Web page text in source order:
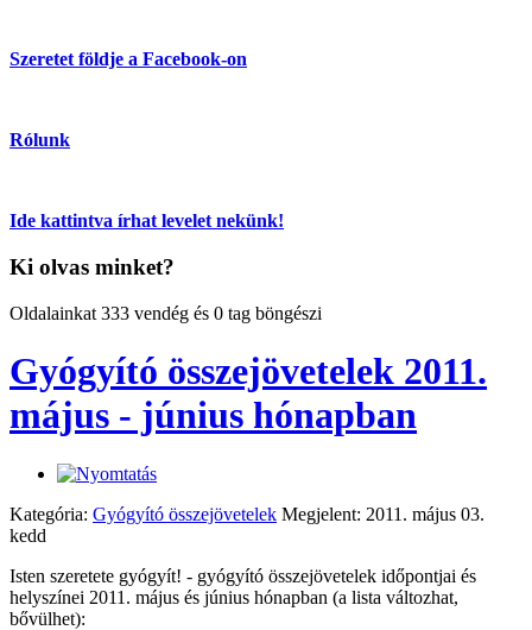
Szeretet földje a Facebook-on
Rólunk
Ide kattintva írhat levelet nekünk!
Ki olvas minket?
Oldalainkat 333 vendég és 0 tag böngészi
Gyógyító összejövetelek 2011.
május - június hónapban
Kategória: Gyógyító összejövetelek Megjelent: 2011. május 03.
kedd
Isten szeretete gyógyít! - gyógyító összejövetelek időpontjai és
helyszínei 2011. május és június hónapban (a lista változhat,
bővülhet):